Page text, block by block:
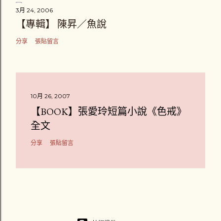
3月 24, 2006
【專輯】 陳昇／魚說
分享 張貼留言
10月 26, 2007
【BOOK】張愛玲短篇小說《色戒》
全文
分享 張貼留言